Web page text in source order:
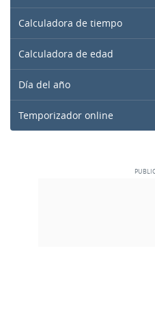
Calculadora de tiempo
Calculadora de edad
Día del año
Temporizador online